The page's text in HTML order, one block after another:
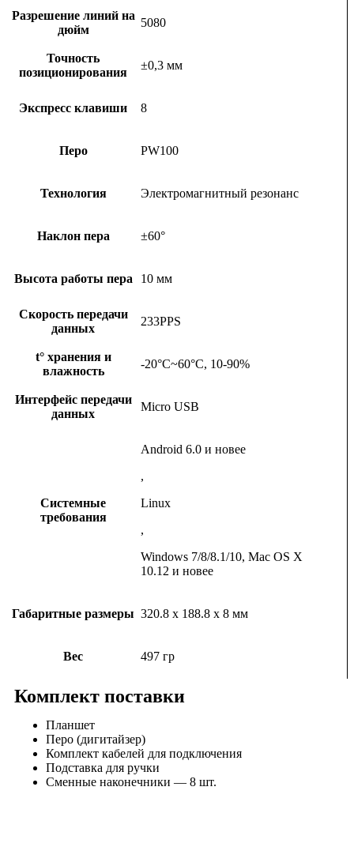
Разрешение линий на
дюйм
5080
Точность
позиционирования
±0,3 мм
Экспресс клавиши 8
Перо PW100
Технология Электромагнитный резонанс
Наклон пера ±60°
Высота работы пера 10 мм
Скорость передачи
данных
233PPS
t° хранения и
влажность
-20°C~60°C, 10-90%
Интерфейс передачи
данных
Micro USB
Системные
требования
Android 6.0 и новее
,
Linux
,
Windows 7/8/8.1/10, Mac OS X
10.12 и новее
Габаритные размеры 320.8 x 188.8 x 8 мм
Вес 497 гр
Комплект поставки
Планшет
Перо (дигитайзер)
Комплект кабелей для подключения
Подставка для ручки
Сменные наконечники — 8 шт.